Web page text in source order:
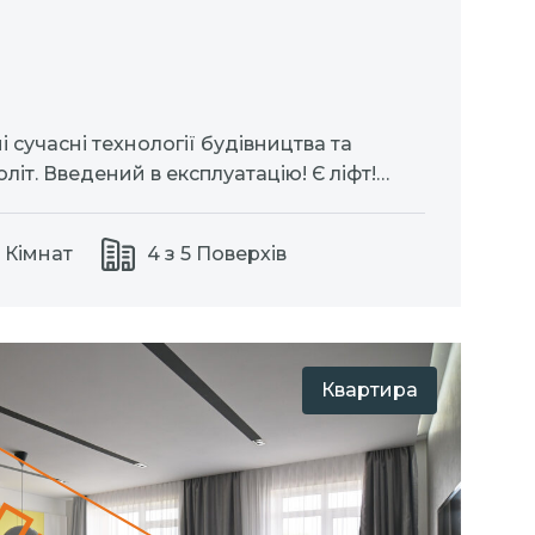
технології будівництва та
Введений в експлуатацію! Є ліфт!
5 см, + звукоізоляція підлоги).
розводка води та каналізації + трап
Кімнат 4 з 5 Поверхів
Квартира